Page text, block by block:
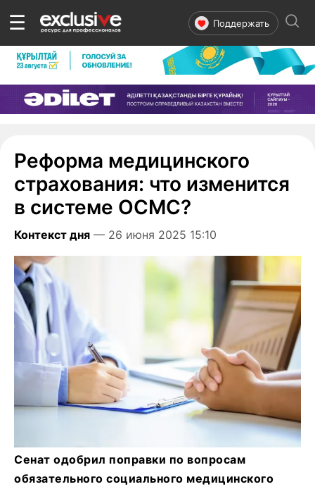
☰ Поддержать
Реформа медицинского
страхования: что изменится
в системе ОСМС?
Контекст дня — 26 июня 2025 15:10
Сенат одобрил поправки по вопросам
обязательного социального медицинского